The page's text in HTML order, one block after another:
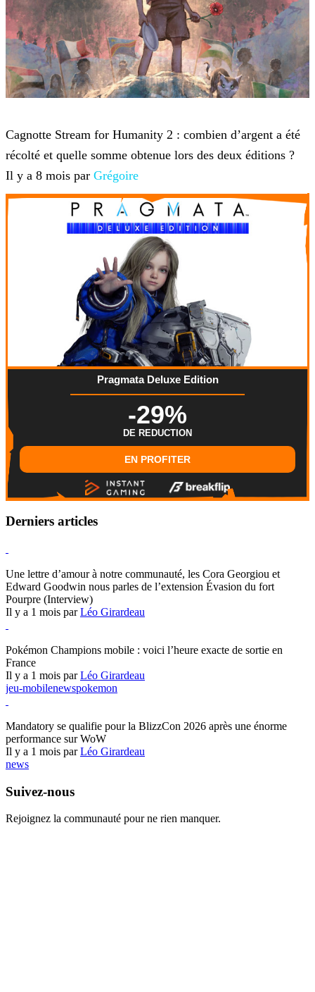
Cagnotte Stream for Humanity 2 : combien d’argent a été
récolté et quelle somme obtenue lors des deux éditions ?
Il y a 8 mois par Grégoire
Pragmata Deluxe Edition
-29%
DE REDUCTION
EN PROFITER
Derniers articles
Une lettre d’amour à notre communauté, les Cora Georgiou et
Edward Goodwin nous parles de l’extension Évasion du fort
Pourpre (Interview)
Il y a 1 mois parLéo Girardeau
Pokémon Champions mobile : voici l’heure exacte de sortie en
France
Il y a 1 mois parLéo Girardeau
jeu-mobilenewspokemon
Mandatory se qualifie pour la BlizzCon 2026 après une énorme
performance sur WoW
Il y a 1 mois parLéo Girardeau
news
Suivez-nous
Rejoignez la communauté pour ne rien manquer.